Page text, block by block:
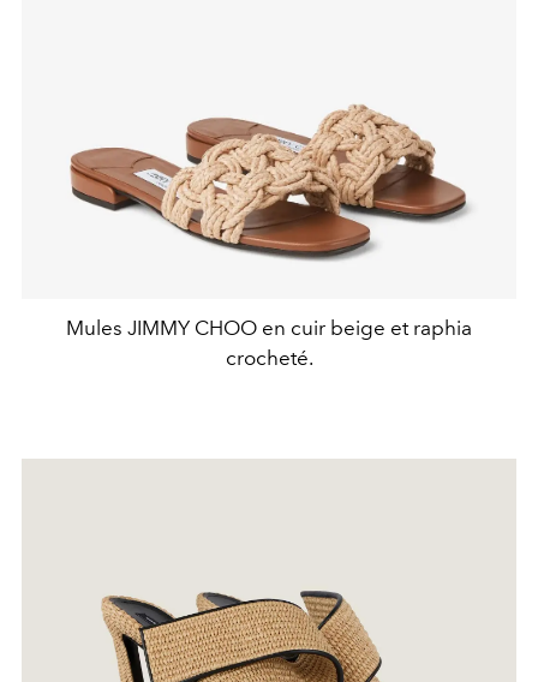
Mules JIMMY CHOO en cuir beige et raphia
crocheté.